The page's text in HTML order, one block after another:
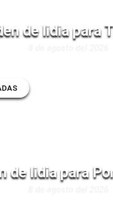
de lidia para
de lidia para